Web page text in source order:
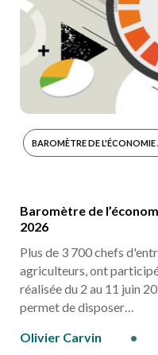
BAROMÈTRE DE
Baromètre de
2026
Plus de 3 700 chefs
agriculteurs, ont
réalisée du 2 au 11 juin
permet de disposer…
Olivier Carvin
•